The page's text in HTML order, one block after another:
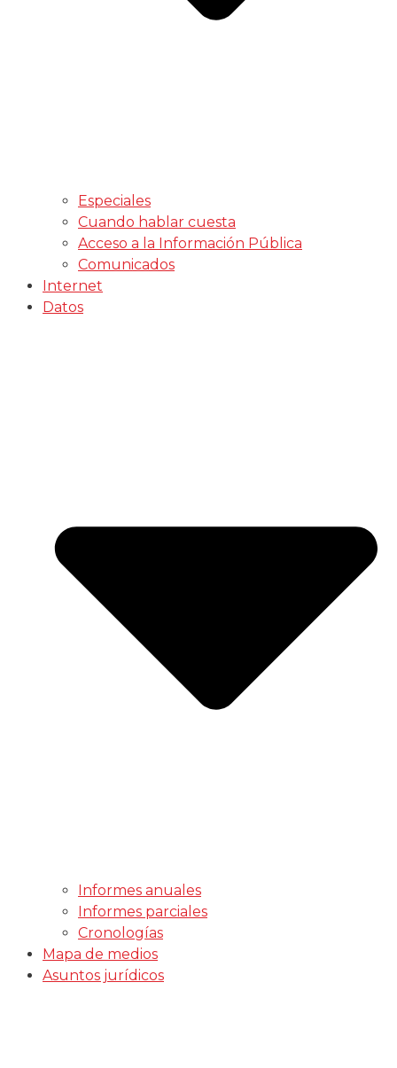
Especiales
Cuando hablar cuesta
Acceso a la Información Pública
Comunicados
Internet
Datos
Informes anuales
Informes parciales
Cronologías
Mapa de medios
Asuntos jurídicos